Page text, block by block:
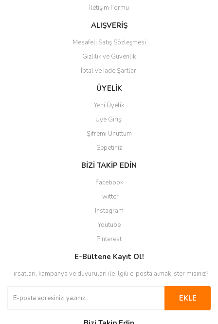
Ürün fiyatı diğer sitelerden daha pahalı.
Bu ürüne benzer farklı alternatifler olmalı.
Gönder
İletişim Formu
ALIŞVERİŞ
Mesafeli Satış Sözleşmesi
Gizlilik ve Güvenlik
İptal ve İade Şartları
ÜYELİK
Yeni Üyelik
Üye Girişi
Şifremi Unuttum
Sepetiniz
BİZİ TAKİP EDİN
Facebook
Twitter
Instagram
Youtube
Pinterest
E-Bültene Kayıt Ol!
Fırsatları, kampanya ve duyuruları ile ilgili e-posta almak ister misiniz?
EKLE